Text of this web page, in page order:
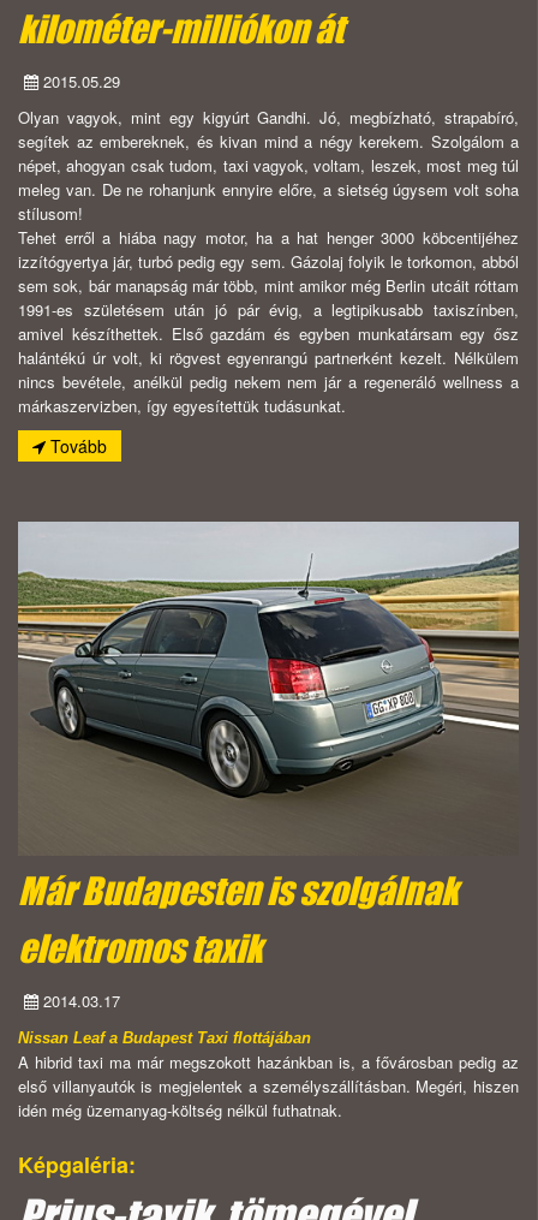
kilométer-milliókon át
2015.05.29
Olyan vagyok, mint egy kigyúrt Gandhi. Jó, megbízható, strapabíró,
segítek az embereknek, és kivan mind a négy kerekem. Szolgálom a
népet, ahogyan csak tudom, taxi vagyok, voltam, leszek, most meg túl
meleg van. De ne rohanjunk ennyire előre, a sietség úgysem volt soha
stílusom!
Tehet erről a hiába nagy motor, ha a hat henger 3000 köbcentijéhez
izzítógyertya jár, turbó pedig egy sem. Gázolaj folyik le torkomon, abból
sem sok, bár manapság már több, mint amikor még Berlin utcáit róttam
1991-es születésem után jó pár évig, a legtipikusabb taxiszínben,
amivel készíthettek. Első gazdám és egyben munkatársam egy ősz
halántékú úr volt, ki rögvest egyenrangú partnerként kezelt. Nélkülem
nincs bevétele, anélkül pedig nekem nem jár a regeneráló wellness a
márkaszervizben, így egyesítettük tudásunkat.
Tovább
Már Budapesten is szolgálnak
elektromos taxik
2014.03.17
Nissan Leaf a Budapest Taxi flottájában
A hibrid taxi ma már megszokott hazánkban is, a fővárosban pedig az
első villanyautók is megjelentek a személyszállításban. Megéri, hiszen
idén még üzemanyag-költség nélkül futhatnak.
Képgaléria: